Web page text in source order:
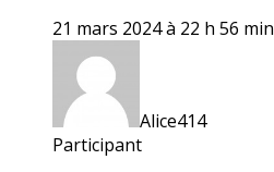
21 mars 2024 à 22 h 56 min
Alice414
Participant